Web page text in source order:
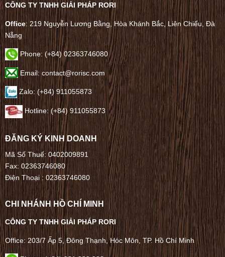
CÔNG TY TNHH GIẢI PHÁP RORI
Office: 219 Nguyễn Lương Bằng, Hòa Khánh Bắc, Liên Chiểu, Đà
Nẵng
Phone:(+84) 02363746080
Email: contact@rorisc.com
Zalo: (+84) 911055873
Hotline: (+84) 911055873
ĐĂNG KÝ KINH DOANH
Mã Số Thuế: 0402009891
Fax: 02363746080
Điện Thoại :02363746080
CHI NHÁNH HỒ CHÍ MINH
CÔNG TY TNHH GIẢI PHÁP RORI
Office: 203/7 Ấp 5, Đông Thạnh, Hóc Môn, TP. Hồ Chí Minh